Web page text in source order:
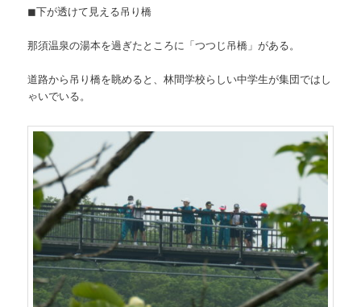
◼下が透けて見える吊り橋
那須温泉の湯本を過ぎたところに「つつじ吊橋」がある。
道路から吊り橋を眺めると、林間学校らしい中学生が集団ではし
ゃいでいる。